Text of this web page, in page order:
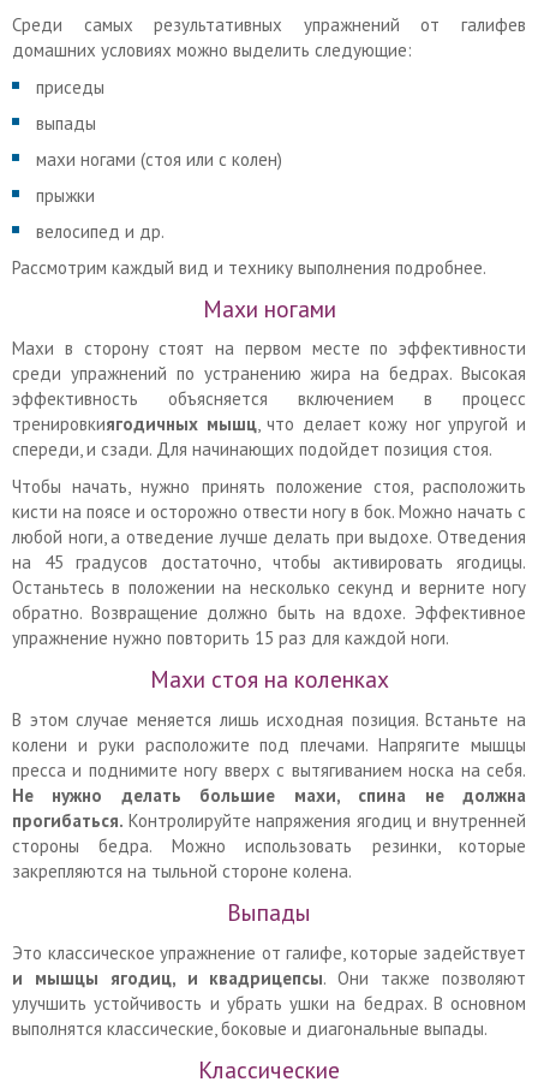
Среди самых результативных упражнений от галифев
домашних условиях можно выделить следующие:
приседы
выпады
махи ногами (стоя или с колен)
прыжки
велосипед и др.
Рассмотрим каждый вид и технику выполнения подробнее.
Махи ногами
Махи в сторону стоят на первом месте по эффективности
среди упражнений по устранению жира на бедрах. Высокая
эффективность объясняется включением в процесс
тренировкиягодичных мышц, что делает кожу ног упругой и
спереди, и сзади. Для начинающих подойдет позиция стоя.
Чтобы начать, нужно принять положение стоя, расположить
кисти на поясе и осторожно отвести ногу в бок. Можно начать с
любой ноги, а отведение лучше делать при выдохе. Отведения
на 45 градусов достаточно, чтобы активировать ягодицы.
Останьтесь в положении на несколько секунд и верните ногу
обратно. Возвращение должно быть на вдохе. Эффективное
упражнение нужно повторить 15 раз для каждой ноги.
Махи стоя на коленках
В этом случае меняется лишь исходная позиция. Встаньте на
колени и руки расположите под плечами. Напрягите мышцы
пресса и поднимите ногу вверх с вытягиванием носка на себя.
Не нужно делать большие махи, спина не должна
прогибаться. Контролируйте напряжения ягодиц и внутренней
стороны бедра. Можно использовать резинки, которые
закрепляются на тыльной стороне колена.
Выпады
Это классическое упражнение от галифе, которые задействует
и мышцы ягодиц, и квадрицепсы. Они также позволяют
улучшить устойчивость и убрать ушки на бедрах. В основном
выполнятся классические, боковые и диагональные выпады.
Классические